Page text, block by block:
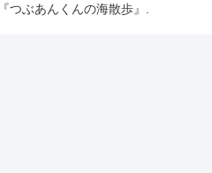
ぶあんくんの海散歩』.